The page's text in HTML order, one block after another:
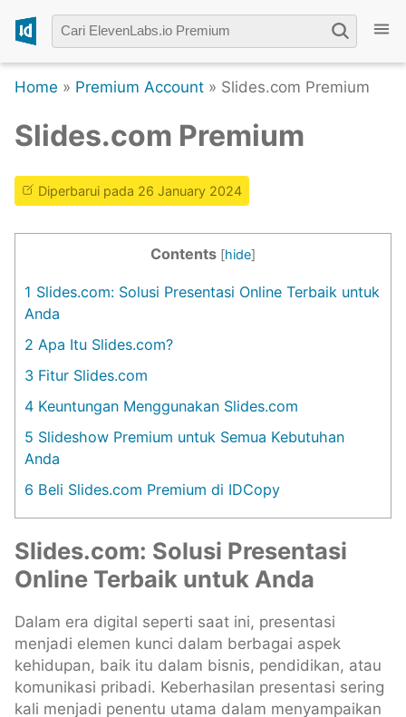
Home » Premium Account » Slides.com Premium
Slides.com Premium
Diperbarui pada 26 January 2024
Contents [hide]
1 Slides.com: Solusi Presentasi Online Terbaik untuk
Anda
2 Apa Itu Slides.com?
3 Fitur Slides.com
4 Keuntungan Menggunakan Slides.com
5 Slideshow Premium untuk Semua Kebutuhan
Anda
6 Beli Slides.com Premium di IDCopy
Slides.com: Solusi Presentasi
Online Terbaik untuk Anda
Dalam era digital seperti saat ini, presentasi
menjadi elemen kunci dalam berbagai aspek
kehidupan, baik itu dalam bisnis, pendidikan, atau
komunikasi pribadi. Keberhasilan presentasi sering
kali menjadi penentu utama dalam menyampaikan